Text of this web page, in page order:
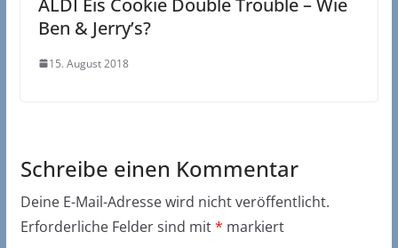
ALDI Eis Cookie Double Trouble – Wie
Ben & Jerry’s?
15. August 2018
Schreibe einen Kommentar
Deine E-Mail-Adresse wird nicht veröffentlicht.
Erforderliche Felder sind mit* markiert